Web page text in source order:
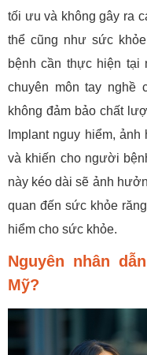
tối ưu và không gây ra
thể cũng như sức
bệnh cần thực hiện
chuyên môn tay nghề
không đảm bảo chất
Implant nguy hiểm,
và khiến cho người
này kéo dài sẽ ảnh
quan đến sức khỏe
hiểm cho sức khỏe.
Nguyên nhân
Mỹ?